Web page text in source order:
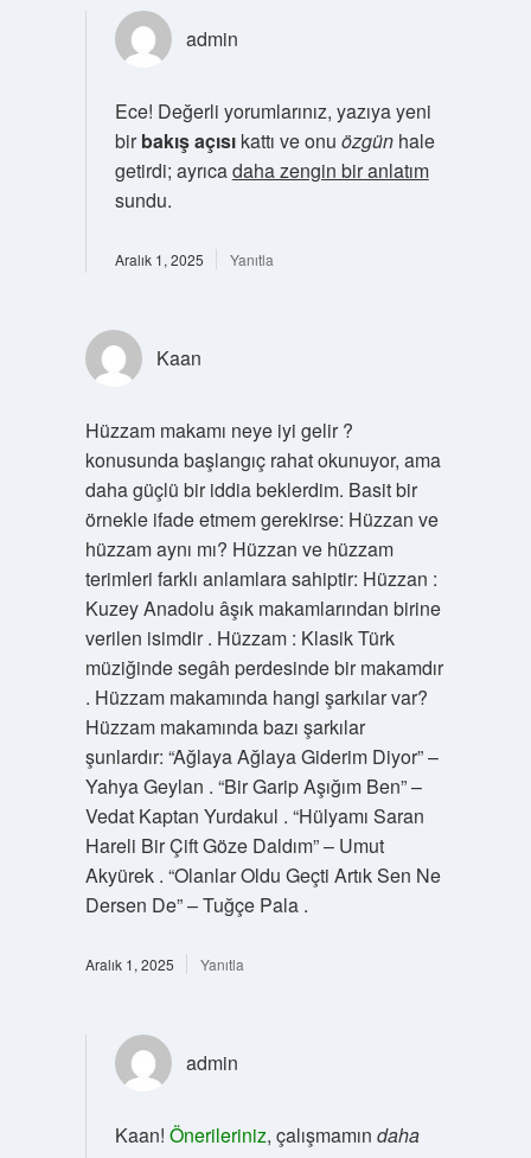
admin
Ece! Değerli yorumlarınız, yazıya yeni
birbakış açısıkattı ve onu özgünhale
getirdi; ayrıcadaha zengin bir anlatım
sundu.
Aralık 1, 2025 Yanıtla
Kaan
Hüzzam makamı neye iyi gelir ?
konusunda başlangıç rahat okunuyor, ama
daha güçlü bir iddia beklerdim. Basit bir
örnekle ifade etmem gerekirse: Hüzzan ve
hüzzam aynı mı? Hüzzan ve hüzzam
terimleri farklı anlamlara sahiptir: Hüzzan :
Kuzey Anadolu âşık makamlarından birine
verilen isimdir . Hüzzam : Klasik Türk
müziğinde segâh perdesinde bir makamdır
. Hüzzam makamında hangi şarkılar var?
Hüzzam makamında bazı şarkılar
şunlardır: “Ağlaya Ağlaya Giderim Diyor” –
Yahya Geylan . “Bir Garip Aşığım Ben” –
Vedat Kaptan Yurdakul . “Hülyamı Saran
Hareli Bir Çift Göze Daldım” – Umut
Akyürek . “Olanlar Oldu Geçti Artık Sen Ne
Dersen De” – Tuğçe Pala .
Aralık 1, 2025 Yanıtla
admin
Kaan! Önerileriniz, çalışmamın daha